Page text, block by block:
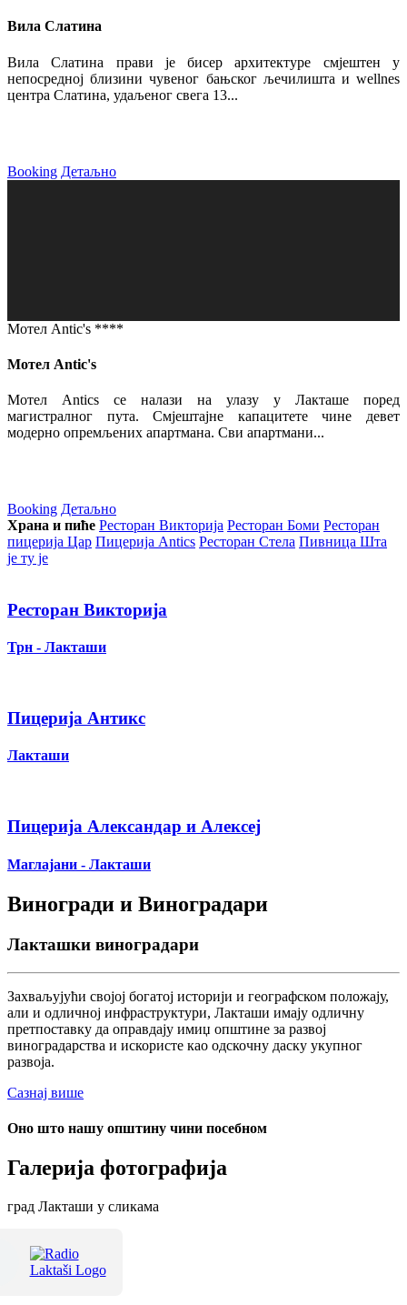
Вила Слатина
Вила Слатина прави је бисер архитектуре смјештен у
непосредној близини чувеног бањског љечилишта и wellnes
центра Слатина, удаљеног свега 13...
Booking Детаљно
Мотел Antic's ****
Мотел Antic's
Мотел Antics се налази на улазу у Лакташе поред
магистралног пута. Смјештајне капацитете чине девет
модерно опремљених апартмана. Сви апартмани...
Booking Детаљно
Храна и пиће Ресторан Викторија Ресторан Боми Ресторан
пицерија Цар Пицерија Аntics Ресторан Стела Пивница Шта
је ту је
Ресторан Викторија
Трн - Лакташи
Пицерија Антикс
Лакташи
Пицерија Александар и Алексеј
Маглајани - Лакташи
Виногради и Виноградари
Лакташки виноградари
Захваљујући својој богатој историји и географском положају,
али и одличној инфраструктури, Лакташи имају одличну
претпоставку да оправдају имиџ општине за развој
виноградарства и искористе као одскочну даску укупног
развоја.
Сазнај више
Оно што нашу општину чини посебном
Галерија фотографија
град Лакташи у сликама
Терме Лакташи